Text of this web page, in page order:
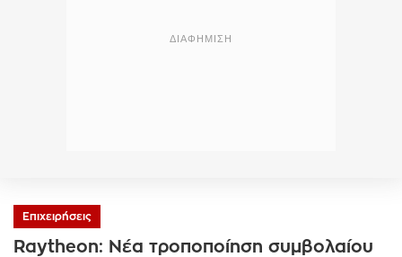
Επιχειρήσεις
Raytheon: Νέα τροποποίηση συμβολαίου